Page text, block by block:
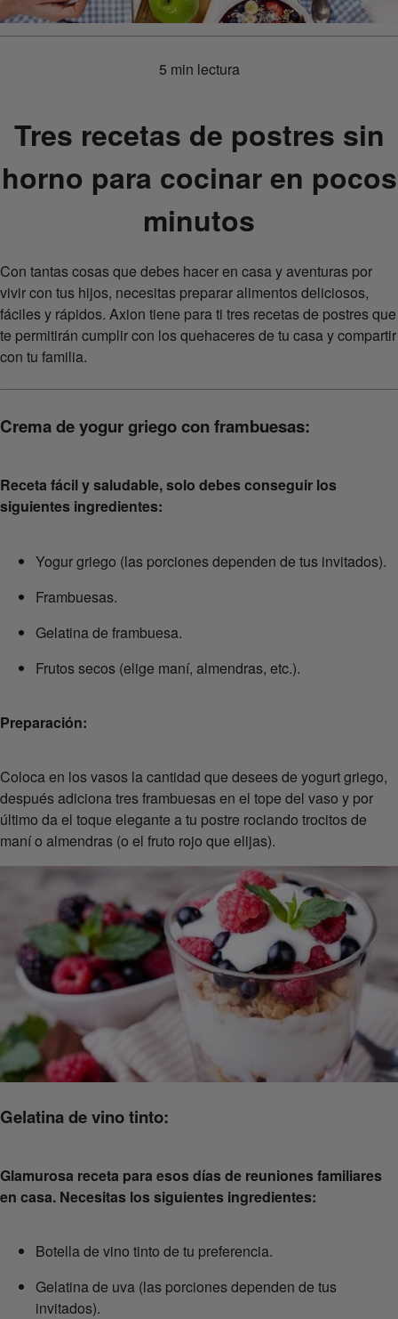
5 min lectura
Tres recetas de postres sin
horno para cocinar en pocos
minutos
Con tantas cosas que debes hacer en casa y aventuras por
vivir con tus hijos, necesitas preparar alimentos deliciosos,
fáciles y rápidos. Axion tiene para ti tres recetas de postres que
te permitirán cumplir con los quehaceres de tu casa y compartir
con tu familia.
Crema de yogur griego con frambuesas:
Receta fácil y saludable, solo debes conseguir los
siguientes ingredientes:
Yogur griego (las porciones dependen de tus invitados).
Frambuesas.
Gelatina de frambuesa.
Frutos secos (elige maní, almendras, etc.).
Preparación:
Coloca en los vasos la cantidad que desees de yogurt griego,
después adiciona tres frambuesas en el tope del vaso y por
último da el toque elegante a tu postre rociando trocitos de
maní o almendras (o el fruto rojo que elijas).
Gelatina de vino tinto:
Glamurosa receta para esos días de reuniones familiares
en casa. Necesitas los siguientes ingredientes:
Botella de vino tinto de tu preferencia.
Gelatina de uva (las porciones dependen de tus
invitados).